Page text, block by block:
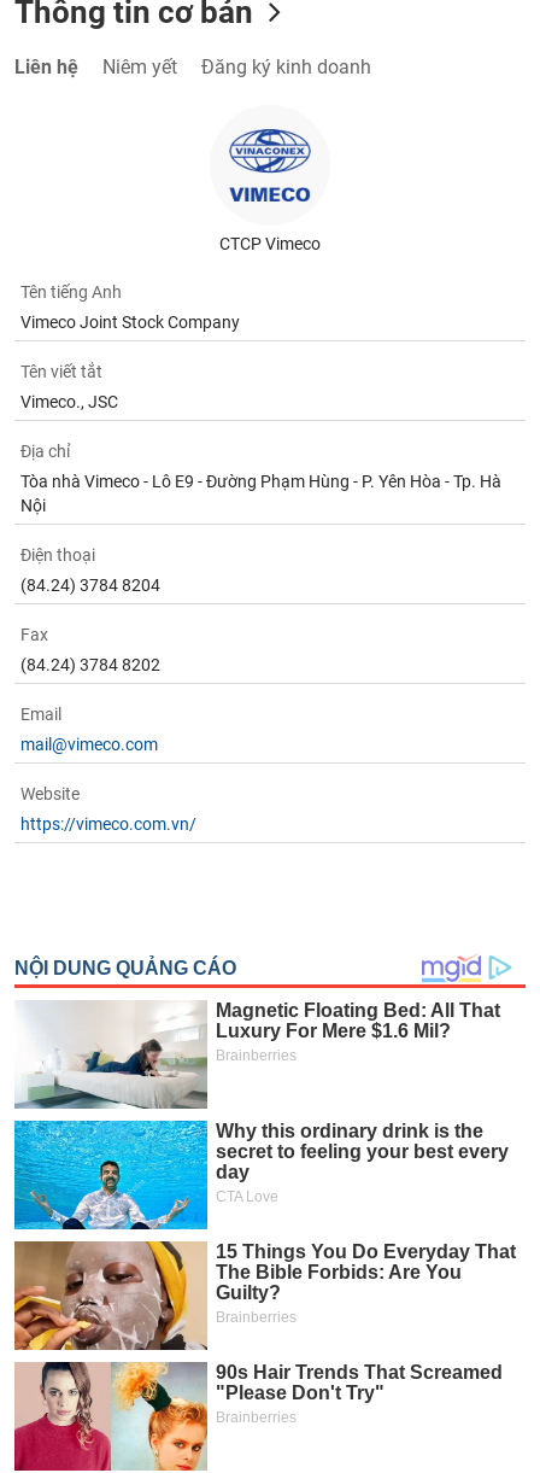
Thông tin cơ bản
Liên hệ Niêm yết Đăng ký kinh doanh
CTCP Vimeco
Tên tiếng Anh
Vimeco Joint Stock Company
Tên viết tắt
Vimeco., JSC
Địa chỉ
Tòa nhà Vimeco - Lô E9 - Đường Phạm Hùng - P. Yên Hòa - Tp. Hà
Nội
Điện thoại
(84.24) 3784 8204
Fax
(84.24) 3784 8202
Email
mail@vimeco.com
Website
https://vimeco.com.vn/